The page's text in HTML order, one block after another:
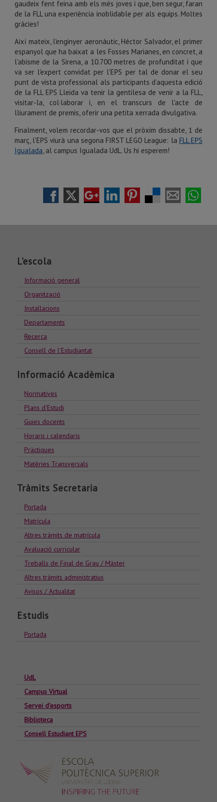
gaudeix fent feina amb els més joves i que, ben segur, faran
de la FLL una experiència inoblidable per als equips. Moltes
gràcies!
Així mateix, l'enginyer aeronàutic, Héctor Salvador, el primer
espanyol que ha baixat a les Fosses Marianes, en concret, a
l'abisme de la Sirena, a 10.700 metres de profunditat i que
va ser l'expert convidat per l'EPS per tal de donar el seu
punt de vista professional als participants d’aquesta edició
de la FLL EPS Lleida va tenir la gentilesa de venir a la FLL,
visitar-la, col·laborar i, en el transcurs de l'acte de
lliurament de premis, oferir una petita xerrada divulgativa.
Finalment, volem recordar-vos que el pròxim dissabte, 1 de
març, l'EPS viurà una segona FIRST LEGO League: la FLL EPS
Igualada, al campus Igualada UdL. Us hi esperem!
L'escola
Informació general
Organització
Installacions
Departaments
Recerca
Consell de l'Estudiantat
Informació Acadèmica
Normatives
Plans d'Estudi
Guies docents
Horaris i calendaris
Pràctiques
Matèries Transversals
Tràmits Secretaria
Portada
Matrícula
Altres tràmits de matrícula
Avaluació curricular
Treballs de Final de Grau / Màster
Altres tràmits administratius
Avisos / Actualitat
Estudis
Portada
UdL
Campus Virtual
Servei d'esports
Biblioteca
Consell Estudiant EPS